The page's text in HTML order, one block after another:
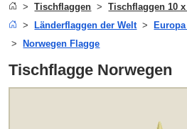
Tischflaggen Tischflaggen 10 x
Länderflaggen der Welt
Norwegen Flagge
Tischflagge Norwegen